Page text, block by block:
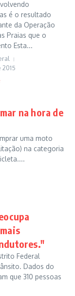
é o resultado
da Operação
Praias que o
Esta...
2015
na hora de
uma moto
na categoria
Federal
Dados do
que 310 pessoas